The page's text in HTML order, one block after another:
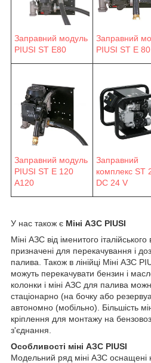
Заправний модуль
PIUSI ST E80
Заправний
PIUSI ST E
Заправний модуль
PIUSI ST E 120
A120
Заправний
комплекс ST
DC 24 V
У нас також є Міні АЗС PIUSI
Міні АЗС від іменитого
призначені для перекачування і
палива. Також в лінійці Міні АЗС
можуть перекачувати бензин і
колонки і міні АЗС для палива
стаціонарно (на бочку або
автономно (мобільно). Більшість
кріплення для монтажу на
з'єднання.
Особливості міні АЗС PIUSI
Модельний ряд міні АЗС оснащені